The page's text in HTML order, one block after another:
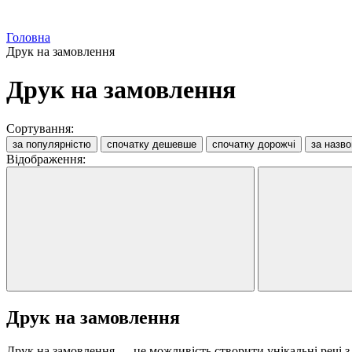
Головна
Друк на замовлення
Друк на замовлення
Сортування:
за популярністю спочатку дешевше спочатку дорожчі за
Відображення:
Друк на замовлення